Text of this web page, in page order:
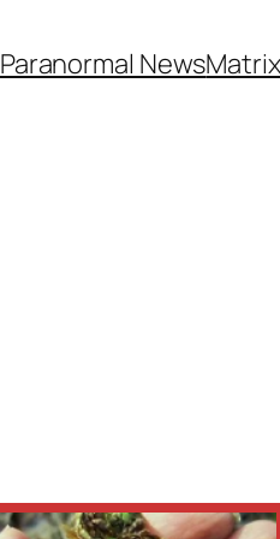
Paranormal NewsMatrix